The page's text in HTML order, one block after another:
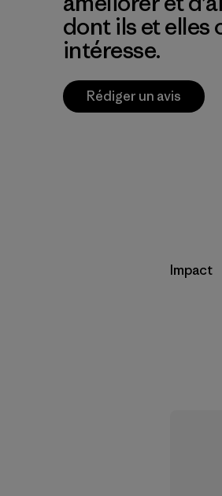
dont ils et elles
intéresse.
Rédiger un avis
Impact